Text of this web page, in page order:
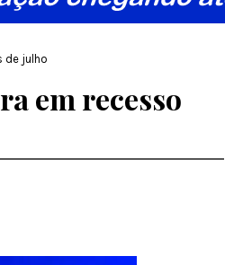
de julho
em recesso